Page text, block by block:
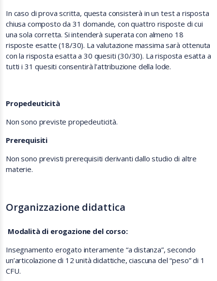
In caso di prova scritta, questa consisterà in un test a risposta
chiusa composto da 31 domande, con quattro risposte di cui
una sola corretta. Si intenderà superata con almeno 18
risposte esatte (18/30). La valutazione massima sarà ottenuta
con la risposta esatta a 30 quesiti (30/30). La risposta esatta a
tutti i 31 quesiti consentirà l’attribuzione della lode.
Propedeuticità
Non sono previste propedeuticità.
Prerequisiti
Non sono previsti prerequisiti derivanti dallo studio di altre
materie.
Organizzazione didattica
Modalità di erogazione del corso:
Insegnamento erogato interamente “a distanza”, secondo
un’articolazione di 12 unità didattiche, ciascuna del “peso” di 1
CFU.